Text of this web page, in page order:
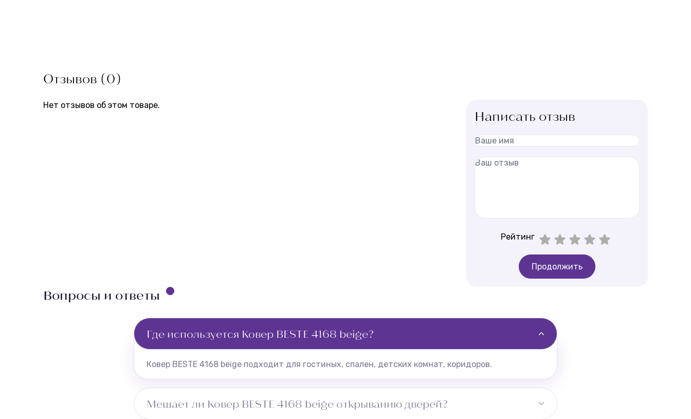
Отзывов (0)
Нет отзывов об этом товаре.
Написать отзыв
Рейтинг
Продолжить
Вопросы и ответы
Где используется Ковер BESTE 4168 beige?
Ковер BESTE 4168 beige подходит для гостиных, спален, детских комнат, коридоров.
Мешает ли Ковер BESTE 4168 beige открыванию дверей?